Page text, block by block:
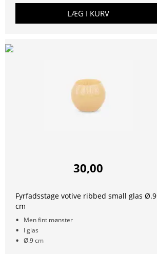
LÆG I KURV
30,00
Fyrfadsstage votive ribbed small glas Ø.9
cm
Men fint mønster
I glas
Ø.9 cm